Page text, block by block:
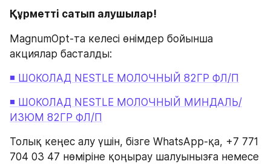
Құрметті сатып алушылар!
MagnumOpt-та келесі өнімдер бойынша
акциялар басталды:
◾ ШОКОЛАД NESTLE МОЛОЧНЫЙ 82ГР ФЛ/П
◾ ШОКОЛАД NESTLE МОЛОЧНЫЙ МИНДАЛЬ/
ИЗЮМ 82ГР ФЛ/П
Толық кеңес алу үшін, бізге WhatsApp-қа, +7 771
704 03 47 нөміріне қоңырау шалуынызға немесе